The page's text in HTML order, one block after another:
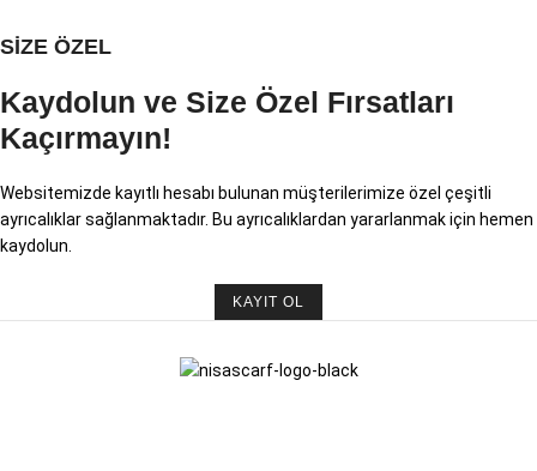
SİZE ÖZEL
Kaydolun ve Size Özel Fırsatları
Kaçırmayın!
Websitemizde kayıtlı hesabı bulunan müşterilerimize özel çeşitli
ayrıcalıklar sağlanmaktadır. Bu ayrıcalıklardan yararlanmak için hemen
kaydolun.
KAYIT OL